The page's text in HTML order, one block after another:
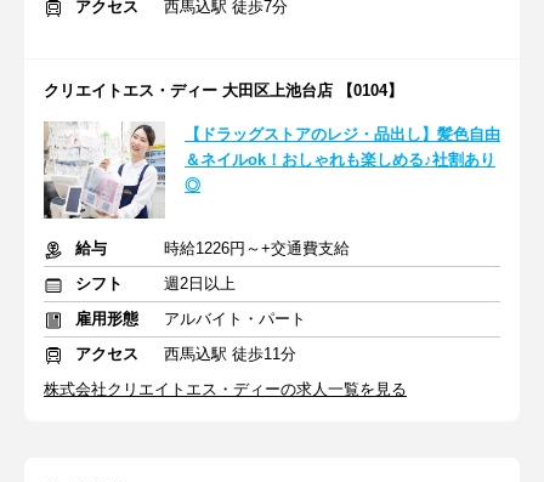
アクセス
西馬込駅 徒歩7分
クリエイトエス・ディー 大田区上池台店 【0104】
【ドラッグストアのレジ・品出し】髪色自由
＆ネイルok！おしゃれも楽しめる♪社割あり
◎
給与
時給1226円～+交通費支給
シフト
週2日以上
雇用形態
アルバイト・パート
アクセス
西馬込駅 徒歩11分
株式会社クリエイトエス・ディーの求人一覧を見る